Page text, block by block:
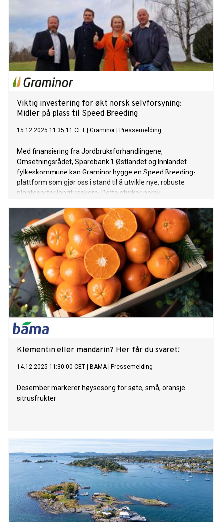
Viktig investering for økt norsk selvforsyning:
Midler på plass til Speed Breeding
15.12.2025 11:35:11 CET Graminor Pressemelding
Med finansiering fra Jordbruksforhandlingene,
Omsetningsrådet, Sparebank 1 Østlandet og Innlandet
fylkeskommune kan Graminor bygge en Speed Breeding-
plattform som gjør oss i stand til å utvikle nye, robuste
plantesorter langt raskere. Dette styrker norsk
Klementin eller mandarin? Her får du svaret!
14.12.2025 11:30:00 CET BAMA| Pressemelding
Desember markerer høysesong for søte, små, oransje
sitrusfrukter.